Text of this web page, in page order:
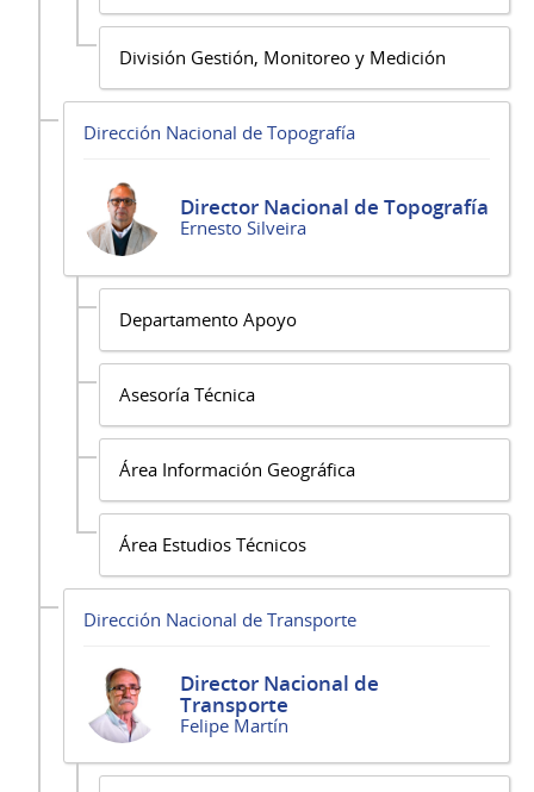
División Gestión, Monitoreo y Medición
Dirección Nacional de Topografía
Director Nacional de Topografía
Ernesto Silveira
Departamento Apoyo
Asesoría Técnica
Área Información Geográfica
Área Estudios Técnicos
Dirección Nacional de Transporte
Director Nacional de
Transporte
Felipe Martín